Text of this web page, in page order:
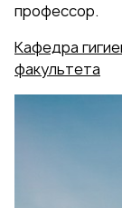
профессор.
Кафедра
факультета